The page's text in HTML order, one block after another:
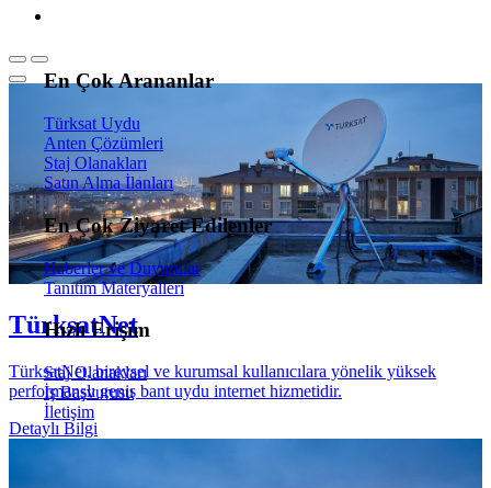
En Çok Arananlar
Türksat Uydu
Anten Çözümleri
Staj Olanakları
Satın Alma İlanları
En Çok Ziyaret Edilenler
Haberler ve Duyurular
Tanıtım Materyalleri
Hızlı Erişim
Staj Olanakları
İş Başvurusu
İletişim
TürksatNet
TürksatNet, bireysel ve kurumsal kullanıcılara yönelik yüksek
performanslı geniş bant uydu internet hizmetidir.
Detaylı Bilgi